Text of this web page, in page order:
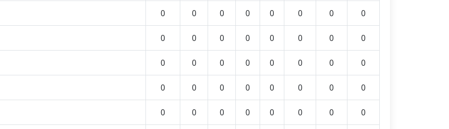
0 0 0 0 0 0 0 0
0 0 0 0 0 0 0 0
0 0 0 0 0 0 0 0
0 0 0 0 0 0 0 0
0 0 0 0 0 0 0 0